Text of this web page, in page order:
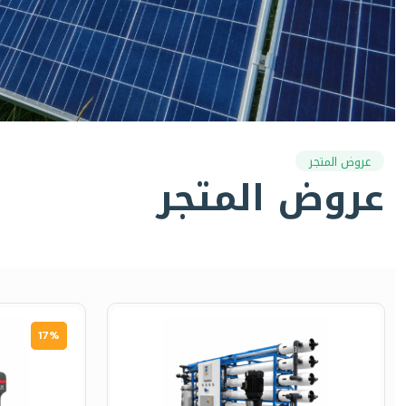
عروض المتجر
عروض المتجر
17%